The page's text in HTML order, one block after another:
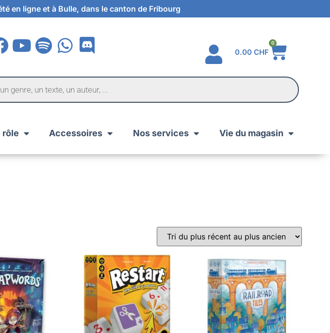
en ligne et à Bulle, dans le canton de Fribourg
0.00 CHF
0
rôle Accessoires Nos services Vie du magasin